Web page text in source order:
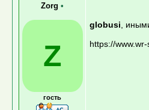
Zorg •
Z
гость
globusi ,
https://